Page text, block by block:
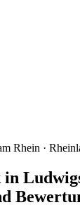
Rhein ·